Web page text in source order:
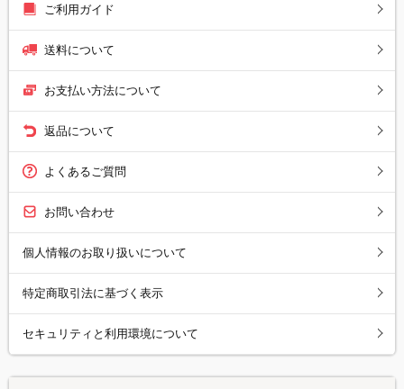
ご利用ガイド
送料について
お支払い方法について
返品について
よくあるご質問
お問い合わせ
個人情報のお取り扱いについて
特定商取引法に基づく表示
セキュリティと利用環境について